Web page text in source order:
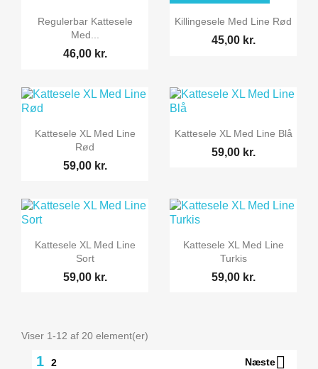
 Vis her
Regulerbar Kattesele
Med...
46,00 kr.
 Vis her
Killingesele Med Line Rød
45,00 kr.
 Vis her
Kattesele XL Med Line
Rød
59,00 kr.
 Vis her
Kattesele XL Med Line Blå
59,00 kr.
 Vis her
Kattesele XL Med Line
Sort
59,00 kr.
 Vis her
Kattesele XL Med Line
Turkis
59,00 kr.
Viser 1-12 af 20 element(er)
1 2 Næste